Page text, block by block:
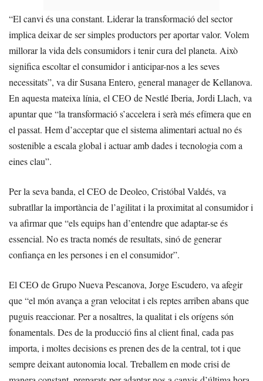
“El canvi és una constant. Liderar la transformació del sector
implica deixar de ser simples productors per aportar valor. Volem
millorar la vida dels consumidors i tenir cura del planeta. Això
significa escoltar el consumidor i anticipar-nos a les seves
necessitats”, va dir Susana Entero, general manager de Kellanova.
En aquesta mateixa línia, el CEO de Nestlé Iberia, Jordi Llach, va
apuntar que “la transformació s’accelera i serà més efímera que en
el passat. Hem d’acceptar que el sistema alimentari actual no és
sostenible a escala global i actuar amb dades i tecnologia com a
eines clau”.
Per la seva banda, el CEO de Deoleo, Cristóbal Valdés, va
subratllar la importància de l’agilitat i la proximitat al consumidor i
va afirmar que “els equips han d’entendre que adaptar-se és
essencial. No es tracta només de resultats, sinó de generar
confiança en les persones i en el consumidor”.
El CEO de Grupo Nueva Pescanova, Jorge Escudero, va afegir
que “el món avança a gran velocitat i els reptes arriben abans que
puguis reaccionar. Per a nosaltres, la qualitat i els orígens són
fonamentals. Des de la producció fins al client final, cada pas
importa, i moltes decisions es prenen des de la central, tot i que
sempre deixant autonomia local. Treballem en mode crisi de